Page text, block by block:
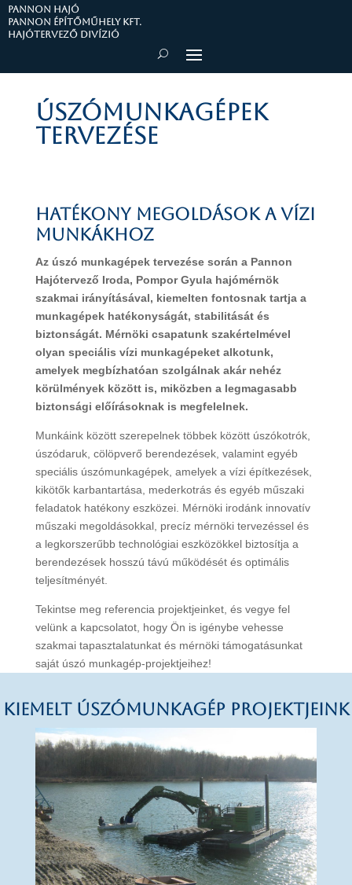
PANNON HAJÓ
Pannon Építőműhely Kft.
Hajótervező divízió
Úszómunkagépek
tervezése
HATÉKONY MEGOLDÁSOK A VÍZI
MUNKÁKHOZ
Az úszó munkagépek tervezése során a Pannon
Hajótervező Iroda, Pompor Gyula hajómérnök
szakmai irányításával, kiemelten fontosnak tartja a
munkagépek hatékonyságát, stabilitását és
biztonságát. Mérnöki csapatunk szakértelmével
olyan speciális vízi munkagépeket alkotunk,
amelyek megbízhatóan szolgálnak akár nehéz
körülmények között is, miközben a legmagasabb
biztonsági előírásoknak is megfelelnek.
Munkáink között szerepelnek többek között úszókotrók,
úszódaruk, cölöpverő berendezések, valamint egyéb
speciális úszómunkagépek, amelyek a vízi építkezések,
kikötők karbantartása, mederkotrás és egyéb műszaki
feladatok hatékony eszközei. Mérnöki irodánk innovatív
műszaki megoldásokkal, precíz mérnöki tervezéssel és
a legkorszerűbb technológiai eszközökkel biztosítja a
berendezések hosszú távú működését és optimális
teljesítményét.
Tekintse meg referencia projektjeinket, és vegye fel
velünk a kapcsolatot, hogy Ön is igénybe vehesse
szakmai tapasztalatunkat és mérnöki támogatásunkat
saját úszó munkagép-projektjeihez!
KIEMELT ÚSZÓMUNKAGÉP PROJEKTJEINK